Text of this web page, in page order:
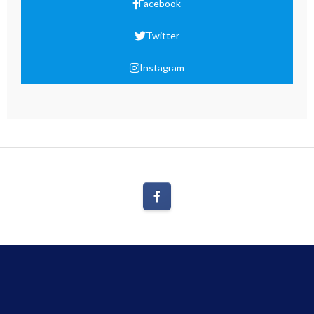
Facebook
Twitter
Instagram